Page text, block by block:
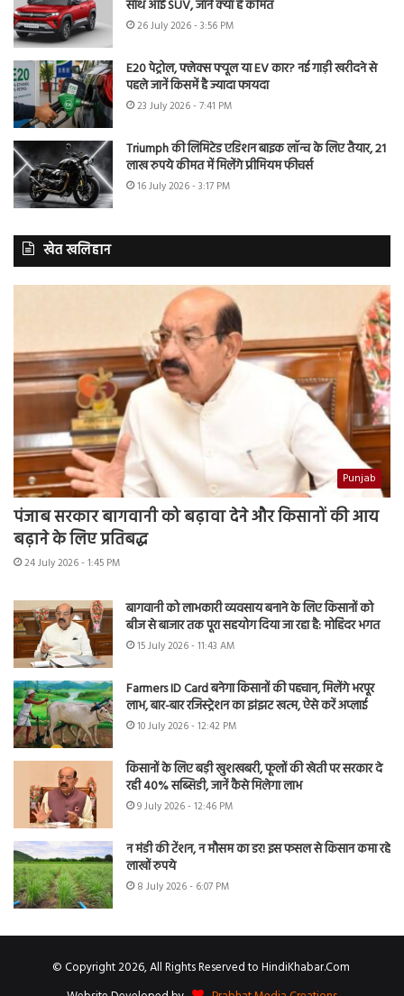
साथ आई SUV, जानें क्या है कीमत
26 July 2026 - 3:56 PM
E20 पेट्रोल, फ्लेक्स फ्यूल या EV कार? नई गाड़ी खरीदने से
पहले जानें किसमें है ज्यादा फायदा
23 July 2026 - 7:41 PM
Triumph की लिमिटेड एडिशन बाइक लॉन्च के लिए तैयार, 21
लाख रुपये कीमत में मिलेंगे प्रीमियम फीचर्स
16 July 2026 - 3:17 PM
खेत खलिहान
Punjab
पंजाब सरकार बागवानी को बढ़ावा देने और किसानों की आय
बढ़ाने के लिए प्रतिबद्ध
24 July 2026 - 1:45 PM
बागवानी को लाभकारी व्यवसाय बनाने के लिए किसानों को
बीज से बाजार तक पूरा सहयोग दिया जा रहा है: मोहिंदर भगत
15 July 2026 - 11:43 AM
Farmers ID Card बनेगा किसानों की पहचान, मिलेंगे भरपूर
लाभ, बार-बार रजिस्ट्रेशन का झंझट खत्म, ऐसे करें अप्लाई
10 July 2026 - 12:42 PM
किसानों के लिए बड़ी खुशखबरी, फूलों की खेती पर सरकार दे
रही 40% सब्सिडी, जानें कैसे मिलेगा लाभ
9 July 2026 - 12:46 PM
न मंडी की टेंशन, न मौसम का डर! इस फसल से किसान कमा रहे
लाखों रुपये
8 July 2026 - 6:07 PM
© Copyright 2026, All Rights Reserved to HindiKhabar.Com